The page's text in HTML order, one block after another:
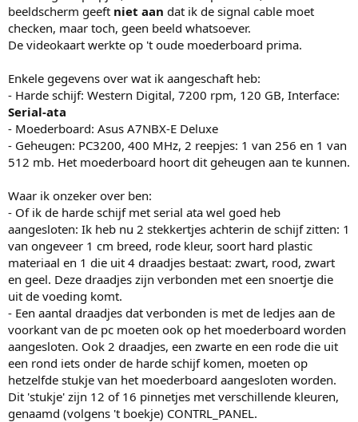
beeldscherm geeft niet aan dat ik de signal cable moet
checken, maar toch, geen beeld whatsoever.
De videokaart werkte op 't oude moederboard prima.
Enkele gegevens over wat ik aangeschaft heb:
- Harde schijf: Western Digital, 7200 rpm, 120 GB, Interface:
Serial-ata
- Moederboard: Asus A7NBX-E Deluxe
- Geheugen: PC3200, 400 MHz, 2 reepjes: 1 van 256 en 1 van
512 mb. Het moederboard hoort dit geheugen aan te kunnen.
Waar ik onzeker over ben:
- Of ik de harde schijf met serial ata wel goed heb
aangesloten: Ik heb nu 2 stekkertjes achterin de schijf zitten: 1
van ongeveer 1 cm breed, rode kleur, soort hard plastic
materiaal en 1 die uit 4 draadjes bestaat: zwart, rood, zwart
en geel. Deze draadjes zijn verbonden met een snoertje die
uit de voeding komt.
- Een aantal draadjes dat verbonden is met de ledjes aan de
voorkant van de pc moeten ook op het moederboard worden
aangesloten. Ook 2 draadjes, een zwarte en een rode die uit
een rond iets onder de harde schijf komen, moeten op
hetzelfde stukje van het moederboard aangesloten worden.
Dit 'stukje' zijn 12 of 16 pinnetjes met verschillende kleuren,
genaamd (volgens 't boekje) CONTRL_PANEL.